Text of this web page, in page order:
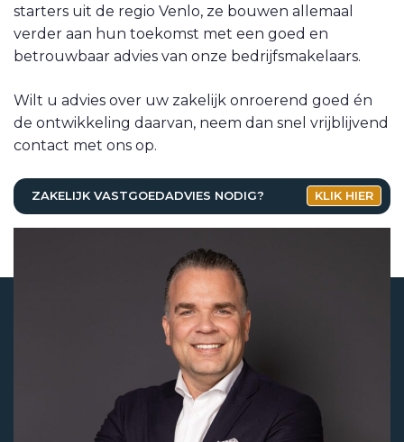
starters uit de regio Venlo, ze bouwen allemaal
verder aan hun toekomst met een goed en
betrouwbaar advies van onze bedrijfsmakelaars.
Wilt u advies over uw zakelijk onroerend goed én
de ontwikkeling daarvan, neem dan snel vrijblijvend
contact met ons op.
ZAKELIJK VASTGOEDADVIES NODIG? KLIK HIER